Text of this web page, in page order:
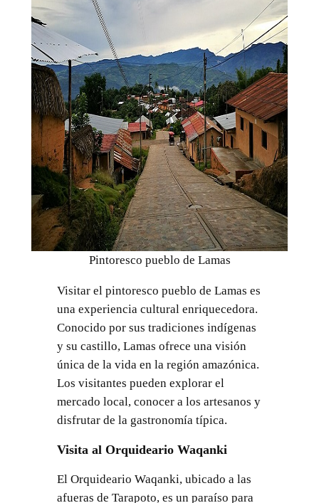
Pintoresco pueblo de Lamas
Visitar el pintoresco pueblo de Lamas es
una experiencia cultural enriquecedora.
Conocido por sus tradiciones indígenas
y su castillo, Lamas ofrece una visión
única de la vida en la región amazónica.
Los visitantes pueden explorar el
mercado local, conocer a los artesanos y
disfrutar de la gastronomía típica.
Visita al Orquideario Waqanki
El Orquideario Waqanki, ubicado a las
afueras de Tarapoto, es un paraíso para